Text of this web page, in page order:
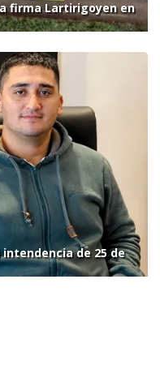
firma Lartirigoyen en
de 25 de